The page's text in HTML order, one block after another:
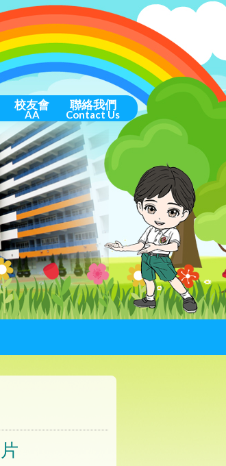
校友會
AA
聯絡我們
Contact Us